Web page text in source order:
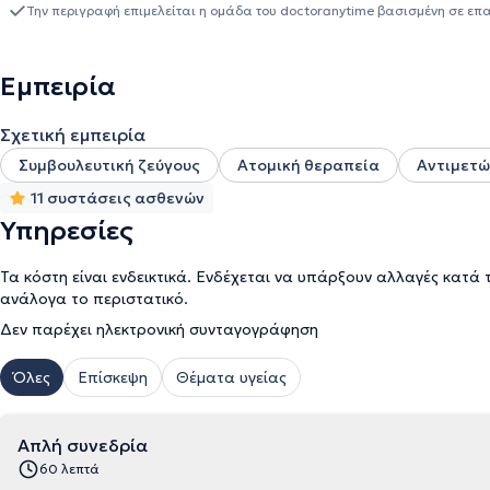
and Reprocessing), η οποία είναι μια συνθετική μέθοδος
διαταραχές. Το 2018 αποκτά μεταπτυχιακό τίτλο Σχολικής
εμπειρία τόσο στο ιδιωτικό της γραφείο όσο και σε άλλα κέντρα
της Εταιρείας EMDR και του Διοικητικού Συμβουλίου του
Την περιγραφή επιμελείται η ομάδα του doctoranytime βασισμένη σε
Εμπειρία
Σχετική εμπειρία
Συμβουλευτική ζεύγους Ατομική θεραπεία
11 συστάσεις ασθενών
Υπηρεσίες
Τα κόστη είναι ενδεικτικά. Ενδέχεται να υπάρξουν αλλαγές κατά
ανάλογα το περιστατικό.
Δεν παρέχει ηλεκτρονική συνταγογράφηση
Όλες Επίσκεψη Θέματα υγείας
Απλή συνεδρία
60 λεπτά